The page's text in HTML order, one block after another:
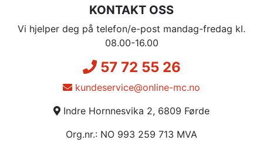
KONTAKT OSS
Vi hjelper deg på telefon/e-post mandag-fredag kl.
08.00-16.00
57 72 55 26
kundeservice@online-mc.no
Indre Hornnesvika 2, 6809 Førde
Org.nr.: NO 993 259 713 MVA